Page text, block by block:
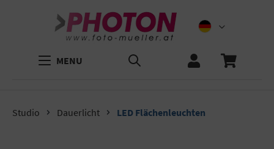
MENU
Studio Dauerlicht LED Flächenleuchten